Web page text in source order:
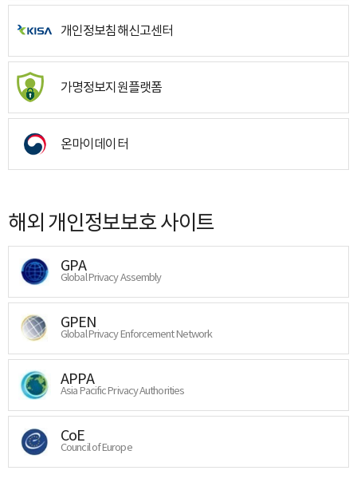
개인정보침해신고센터
가명정보지원플랫폼
온마이데이터
해외 개인정보보호 사이트
GPA
Global Privacy Assembly
GPEN
Global Privacy Enforcement Network
APPA
Asia Pacific Privacy Authorities
CoE
Council of Europe